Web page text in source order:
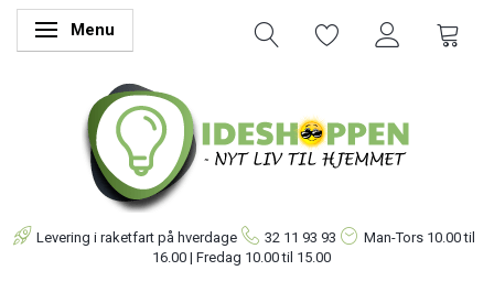
Skifte navigation
Menu
Levering i raketfart på hverdage 32 11 93 93 Man-Tors 10.00 til
16.00 | Fredag 10.00 til 15.00